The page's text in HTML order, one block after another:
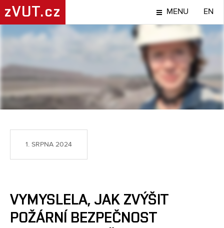
zVUT.cz MENU EN
NÁPADY A OBJEVY
1. SRPNA 2024
VYMYSLELA, JAK ZVÝŠIT
POŽÁRNÍ BEZPEČNOST